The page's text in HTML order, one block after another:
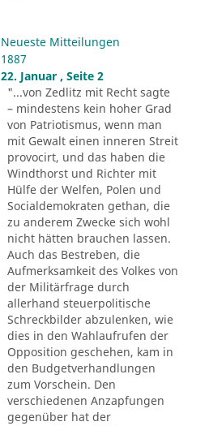
Neueste Mitteilungen
1887
22. Januar , Seite 2
"...von Zedlitz mit Recht sagte
– mindestens kein hoher Grad
von Patriotismus, wenn man
mit Gewalt einen inneren Streit
provocirt, und das haben die
Windthorst und Richter mit
Hülfe der Welfen, Polen und
Socialdemokraten gethan, die
zu anderem Zwecke sich wohl
nicht hätten brauchen lassen.
Auch das Bestreben, die
Aufmerksamkeit des Volkes von
der Militärfrage durch
allerhand steuerpolitische
Schreckbilder abzulenken, wie
dies in den Wahlaufrufen der
Opposition geschehen, kam in
den Budgetverhandlungen
zum Vorschein. Den
verschiedenen Anzapfungen
gegenüber hat der